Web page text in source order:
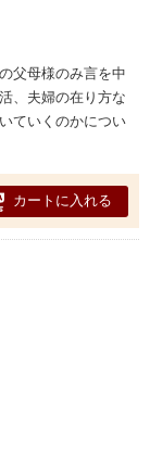
父母様のみ言を中
、夫婦の在り方な
ていくのかについ
カートに入れる